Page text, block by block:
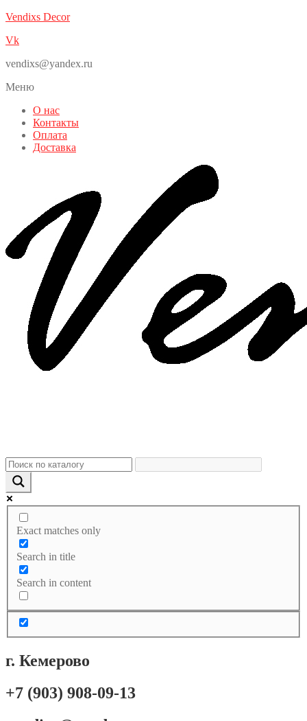
Vendixs Decor
Vk
vendixs@yandex.ru
Меню
О нас
Контакты
Оплата
Доставка
Exact matches only
Search in title
Search in content
г. Кемерово
+7 (903) 908-09-13